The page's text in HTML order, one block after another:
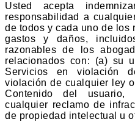
Usted acepta
responsabilidad a
de todos y cada uno de los
gastos y daños,
razonables de los
relacionados con: (a) su
Servicios en violación
violación de cualquier ley
Contenido del usuario,
cualquier reclamo de
de propiedad intelectual u